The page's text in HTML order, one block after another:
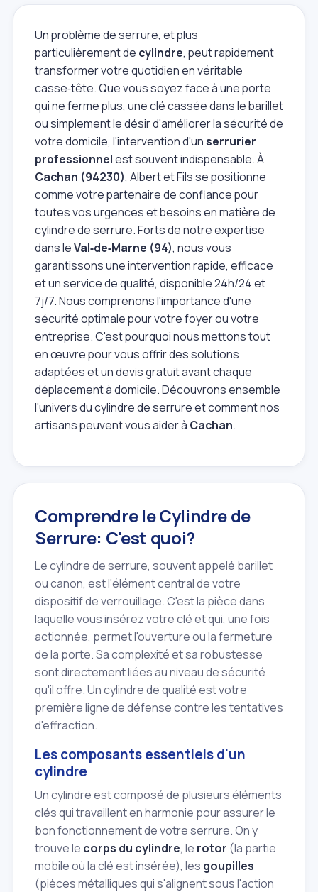
Un problème de serrure, et plus
particulièrement de cylindre, peut rapidement
transformer votre quotidien en véritable
casse‑tête. Que vous soyez face à une porte
qui ne ferme plus, une clé cassée dans le barillet
ou simplement le désir d'améliorer la sécurité de
votre domicile, l'intervention d'unserrurier
professionnelest souvent indispensable. À
Cachan (94230), Albert et Fils se positionne
comme votre partenaire de confiance pour
toutes vos urgences et besoins en matière de
cylindre de serrure. Forts de notre expertise
dans leVal‑de‑Marne (94), nous vous
garantissons une intervention rapide, efficace
et un service de qualité, disponible 24h/24 et
7j/7. Nous comprenons l'importance d'une
sécurité optimale pour votre foyer ou votre
entreprise. C'est pourquoi nous mettons tout
en œuvre pour vous offrir des solutions
adaptées et un devis gratuit avant chaque
déplacement à domicile. Découvrons ensemble
l'univers du cylindre de serrure et comment nos
artisans peuvent vous aider à Cachan.
Comprendre le Cylindre de
Serrure: C'est quoi?
Le cylindre de serrure, souvent appelé barillet
ou canon, est l'élément central de votre
dispositif de verrouillage. C'est la pièce dans
laquelle vous insérez votre clé et qui, une fois
actionnée, permet l'ouverture ou la fermeture
de la porte. Sa complexité et sa robustesse
sont directement liées au niveau de sécurité
qu'il offre. Un cylindre de qualité est votre
première ligne de défense contre les tentatives
d'effraction.
Les composants essentiels d'un
cylindre
Un cylindre est composé de plusieurs éléments
clés qui travaillent en harmonie pour assurer le
bon fonctionnement de votre serrure. On y
trouve le corps du cylindre, le rotor (la partie
mobile où la clé est insérée), les goupilles
(pièces métalliques qui s'alignent sous l'action